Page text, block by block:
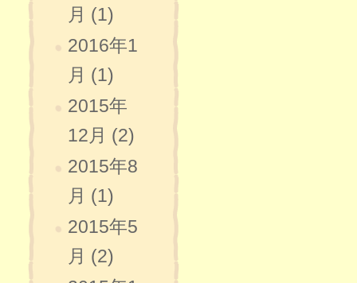
月 (1)
2016年1
月 (1)
2015年
12月 (2)
2015年8
月 (1)
2015年5
月 (2)